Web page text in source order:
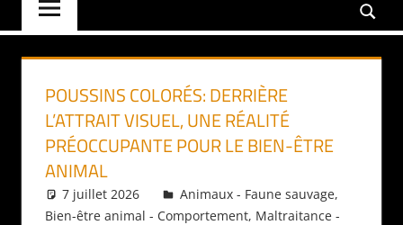
POUSSINS COLORÉS: DERRIÈRE
L’ATTRAIT VISUEL, UNE RÉALITÉ
PRÉOCCUPANTE POUR LE BIEN-ÊTRE
ANIMAL
7 juillet 2026 Daniel
Animaux - Faune sauvage,
Bien-être animal - Comportement, Maltraitance -